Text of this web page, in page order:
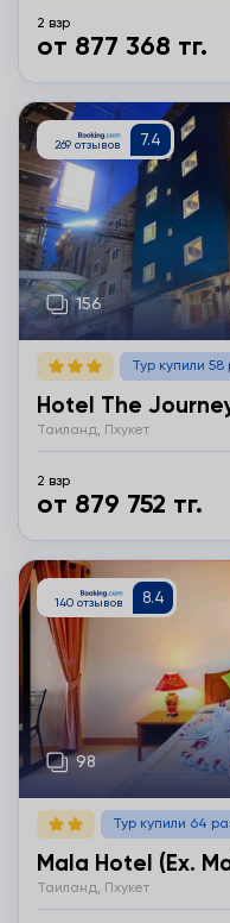
2 взр
от 877 368 тг.
Тур купили 58
Hotel The
Таиланд, Пхукет
2 взр
от 879 752 тг.
Подробнее
Тур купили 64
Mala Hotel (ex.
Таиланд, Пхукет
Подробнее